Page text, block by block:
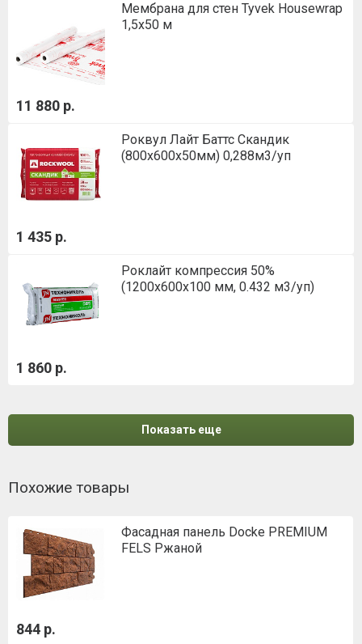
Мембрана для стен Tyvek Housewrap
1,5х50 м
11 880 р.
Роквул Лайт Баттс Скандик
(800х600х50мм) 0,288м3/уп
1 435 р.
Роклайт компрессия 50%
(1200х600х100 мм, 0.432 м3/уп)
1 860 р.
Показать еще
Похожие товары
Фасадная панель Docke PREMIUM
FELS Ржаной
844 р.